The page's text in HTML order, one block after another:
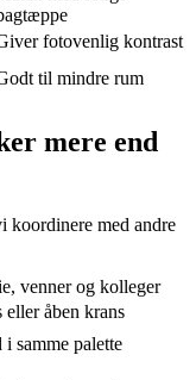
fotovenlig kontrast
til mindre rum
mere end
koordinere med andre
venner og kolleger
åben krans
samme palette